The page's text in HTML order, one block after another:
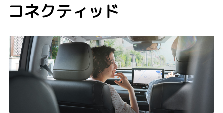
コネクティッド